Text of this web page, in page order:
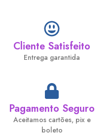
Cliente Satisfeito
Entrega garantida
Pagamento Seguro
Aceitamos cartões, pix e
boleto